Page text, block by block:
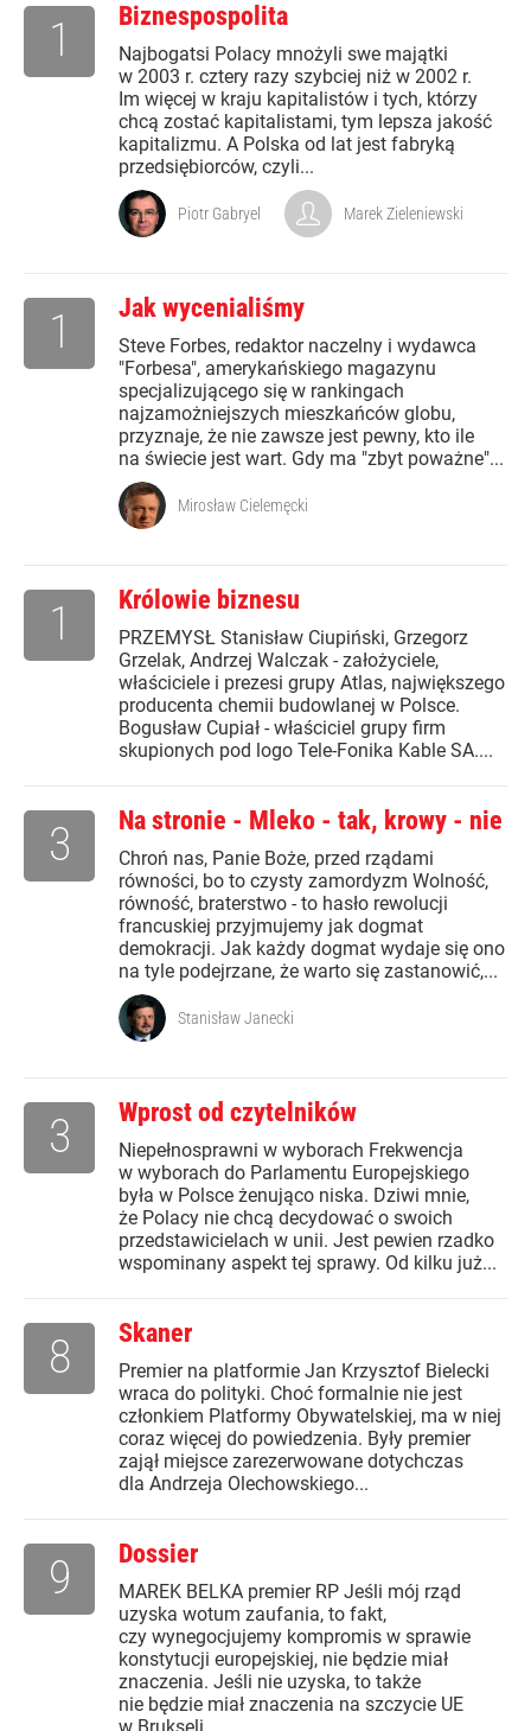
Biznespospolita
Najbogatsi Polacy mnożyli swe majątki
w 2003 r. cztery razy szybciej niż w 2002 r.
Im więcej w kraju kapitalistów i tych, którzy
chcą zostać kapitalistami, tym lepsza jakość
kapitalizmu. A Polska od lat jest fabryką
przedsiębiorców, czyli...
1
Piotr Gabryel Marek Zieleniewski
Jak wycenialiśmy
Steve Forbes, redaktor naczelny i wydawca
"Forbesa", amerykańskiego magazynu
specjalizującego się w rankingach
najzamożniejszych mieszkańców globu,
przyznaje, że nie zawsze jest pewny, kto ile
na świecie jest wart. Gdy ma "zbyt poważne"...
1
Mirosław Cielemęcki
Królowie biznesu
PRZEMYSŁ Stanisław Ciupiński, Grzegorz
Grzelak, Andrzej Walczak - założyciele,
właściciele i prezesi grupy Atlas, największego
producenta chemii budowlanej w Polsce.
Bogusław Cupiał - właściciel grupy firm
skupionych pod logo Tele-Fonika Kable SA....
1
Na stronie - Mleko - tak, krowy - nie
Chroń nas, Panie Boże, przed rządami
równości, bo to czysty zamordyzm Wolność,
równość, braterstwo - to hasło rewolucji
francuskiej przyjmujemy jak dogmat
demokracji. Jak każdy dogmat wydaje się ono
na tyle podejrzane, że warto się zastanowić,...
3
Stanisław Janecki
Wprost od czytelników
Niepełnosprawni w wyborach Frekwencja
w wyborach do Parlamentu Europejskiego
była w Polsce żenująco niska. Dziwi mnie,
że Polacy nie chcą decydować o swoich
przedstawicielach w unii. Jest pewien rzadko
wspominany aspekt tej sprawy. Od kilku już...
3
Skaner
Premier na platformie Jan Krzysztof Bielecki
wraca do polityki. Choć formalnie nie jest
członkiem Platformy Obywatelskiej, ma w niej
coraz więcej do powiedzenia. Były premier
zajął miejsce zarezerwowane dotychczas
dla Andrzeja Olechowskiego...
8
Dossier
MAREK BELKA premier RP Jeśli mój rząd
uzyska wotum zaufania, to fakt,
czy wynegocjujemy kompromis w sprawie
konstytucji europejskiej, nie będzie miał
znaczenia. Jeśli nie uzyska, to także
nie będzie miał znaczenia na szczycie UE
9